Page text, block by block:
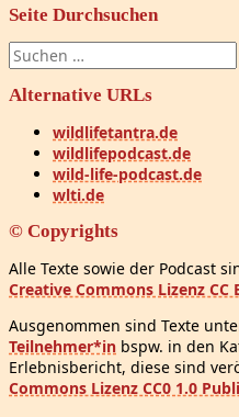
Seite Durchsuchen
Suchen
nach:
Alternative URLs
wildlifetantra.de
wildlifepodcast.de
wild-life-podcast.de
wlti.de
© Copyrights
Alle Texte sowie der Podcast
Creative Commons Lizenz CC
Ausgenommen sind Texte
Teilnehmer*in bspw. in den
Erlebnisbericht, diese sind
Commons Lizenz CC0 1.0